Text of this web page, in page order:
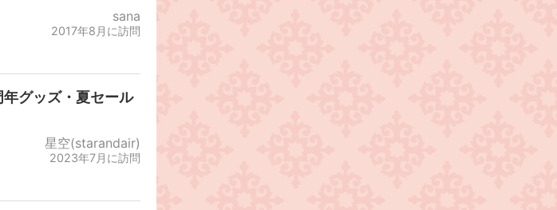
sana
2017年8月に訪問
グッズ・夏セール
星空(starandair)
2023年7月に訪問